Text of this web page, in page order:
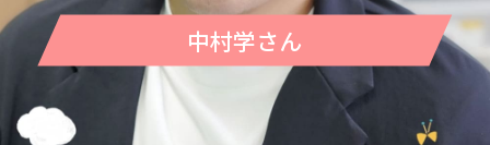
中村学さん